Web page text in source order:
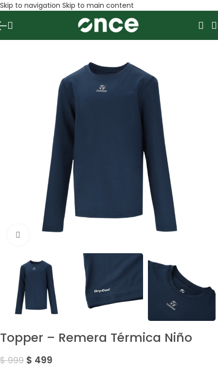
Skip to navigation Skip to main content
Amplía la Imagen
Topper – Remera Térmica Niño
$999 $ 499